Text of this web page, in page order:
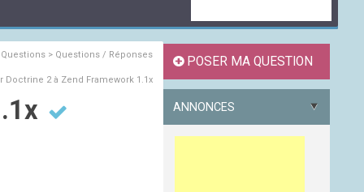
Questions > Questions / Réponses
Doctrine 2 à Zend Framework 1.1x
POSER MA QUESTION
ANNONCES